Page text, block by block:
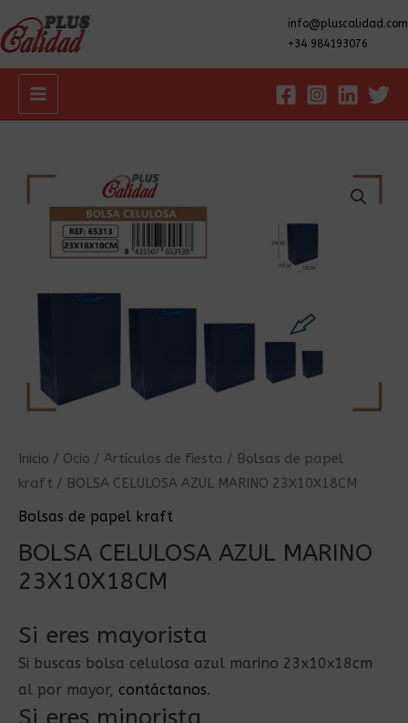
info@pluscalidad.com
+34 984193076
Main
Inicio / Ocio / Artículos de fiesta / Bolsas de papel
kraft / BOLSA CELULOSA AZUL MARINO 23X10X18CM
Bolsas de papel kraft
BOLSA CELULOSA AZUL MARINO
23X10X18CM
Si eres mayorista
Si buscas bolsa celulosa azul marino 23x10x18cm
al por mayor, contáctanos.
Si eres minorista